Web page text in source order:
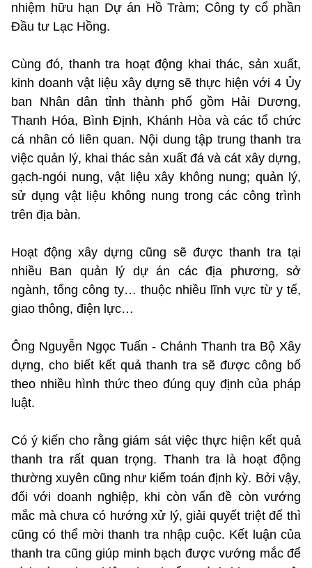
nhiệm hữu hạn Dự án Hồ Tràm; Công ty cổ phần
Đầu tư Lạc Hồng.
Cùng đó, thanh tra hoạt động khai thác, sản xuất,
kinh doanh vật liệu xây dựng sẽ thực hiện với 4 Ủy
ban Nhân dân tỉnh thành phố gồm Hải Dương,
Thanh Hóa, Bình Định, Khánh Hòa và các tổ chức
cá nhân có liên quan. Nội dung tập trung thanh tra
việc quản lý, khai thác sản xuất đá và cát xây dựng,
gạch-ngói nung, vật liệu xây không nung; quản lý,
sử dụng vật liệu không nung trong các công trình
trên địa bàn.
Hoạt động xây dựng cũng sẽ được thanh tra tại
nhiều Ban quản lý dự án các địa phương, sở
ngành, tổng công ty… thuộc nhiều lĩnh vực từ y tế,
giao thông, điện lực…
Ông Nguyễn Ngọc Tuấn - Chánh Thanh tra Bộ Xây
dựng, cho biết kết quả thanh tra sẽ được công bố
theo nhiều hình thức theo đúng quy định của pháp
luật.
Có ý kiến cho rằng giám sát việc thực hiện kết quả
thanh tra rất quan trọng. Thanh tra là hoạt động
thường xuyên cũng như kiểm toán định kỳ. Bởi vậy,
đối với doanh nghiệp, khi còn vấn đề còn vướng
mắc mà chưa có hướng xử lý, giải quyết triệt để thì
cũng có thể mời thanh tra nhập cuộc. Kết luận của
thanh tra cũng giúp minh bạch được vướng mắc để